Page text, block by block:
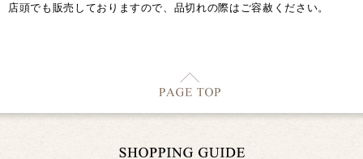
店頭でも販売しておりますので、品切れの際はご容赦ください。